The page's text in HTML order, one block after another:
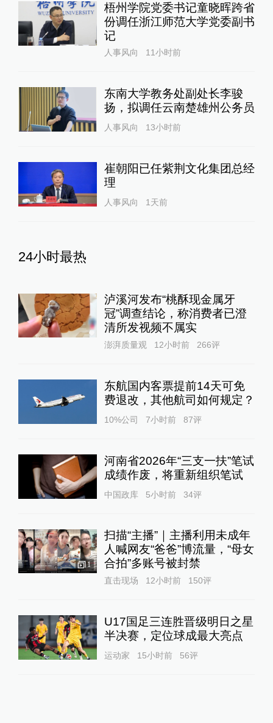
梧州学院党委书记童晓晖跨省
份调任浙江师范大学党委副书
记
人事风向 11小时前
东南大学教务处副处长李骏
扬，拟调任云南楚雄州公务员
人事风向 13小时前
崔朝阳已任紫荆文化集团总经
理
人事风向 1天前
24小时最热
泸溪河发布“桃酥现金属牙
冠”调查结论，称消费者已澄
清所发视频不属实
澎湃质量观 12小时前 266评
东航国内客票提前14天可免
费退改，其他航司如何规定？
10%公司 7小时前 87评
河南省2026年“三支一扶”笔试
成绩作废，将重新组织笔试
中国政库 5小时前 34评
1
扫描“主播”｜主播利用未成年
人喊网友“爸爸”博流量，“母女
合拍”多账号被封禁
直击现场 12小时前 150评
U17国足三连胜晋级明日之星
半决赛，定位球成最大亮点
运动家 15小时前 56评